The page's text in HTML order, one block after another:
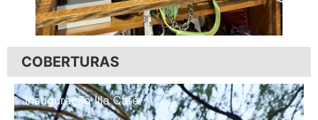
COBERTURAS
Inauguração Illa Café